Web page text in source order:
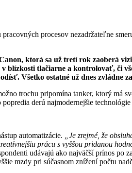
procesov nezadržateľne
ktorá sa už tretí rok zaoberá
blízkosti tlačiarne a kontrolovať, či
Všetko ostatné už dnes zvládne
trochu pripomína tanker, ktorý má
derú najmodernejšie
automatizácie.
„Je zrejmé, že
prácu s vyššou pridanou
udávajú ako najväčší prínos po
mzdy pri súčasnom znížení počtu